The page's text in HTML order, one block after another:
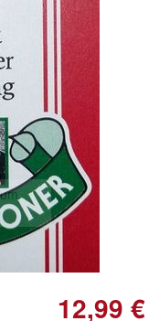
12,99 €